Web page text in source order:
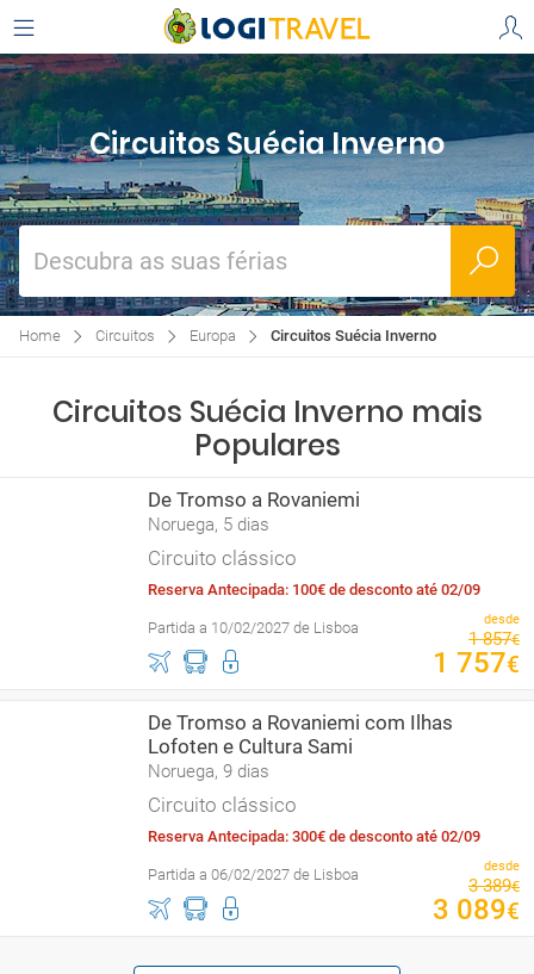
Circuitos Suécia Inverno
Descubra as suas férias
Home Circuitos Europa Circuitos Suécia Inverno
Circuitos Suécia Inverno mais
Populares
De Tromso a Rovaniemi
Noruega, 5 dias
Circuito clássico
Reserva Antecipada: 100€ de desconto até 02/09
Partida a 10/02/2027 de Lisboa desde
1 857€
1 757€
De Tromso a Rovaniemi com Ilhas
Lofoten e Cultura Sami
Noruega, 9 dias
Circuito clássico
Reserva Antecipada: 300€ de desconto até 02/09
Partida a 06/02/2027 de Lisboa desde
3 389€
3 089€